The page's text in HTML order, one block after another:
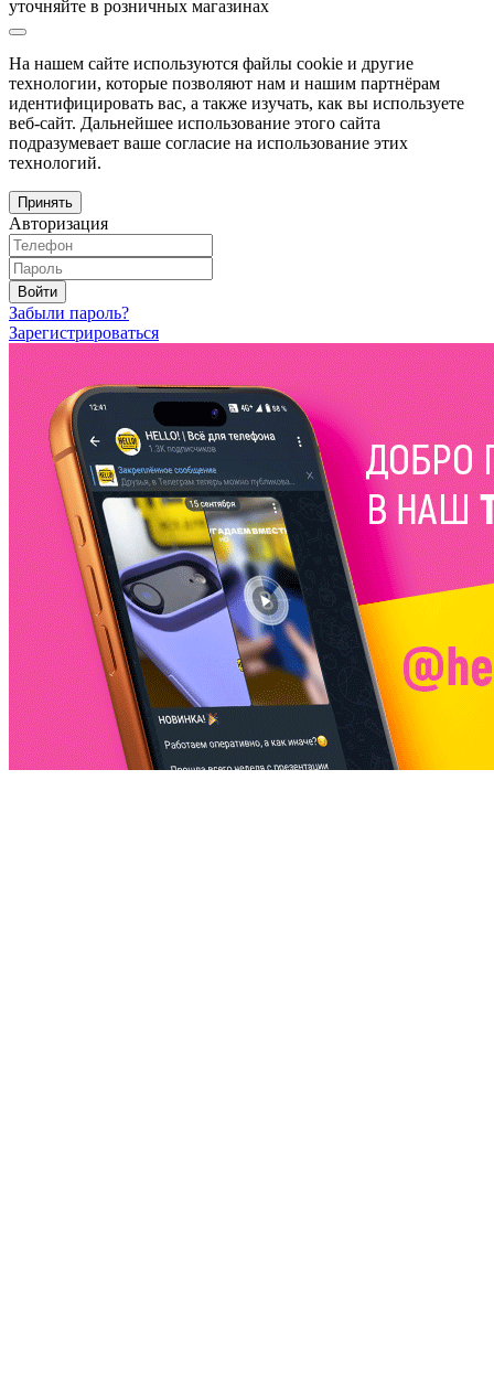
уточняйте в розничных магазинах
На нашем сайте используются файлы cookie и другие
технологии, которые позволяют нам и нашим партнёрам
идентифицировать вас, а также изучать, как вы используете
веб-сайт. Дальнейшее использование этого сайта
подразумевает ваше согласие на использование этих
технологий.
Принять
Авторизация
Войти
Забыли пароль?
Зарегистрироваться